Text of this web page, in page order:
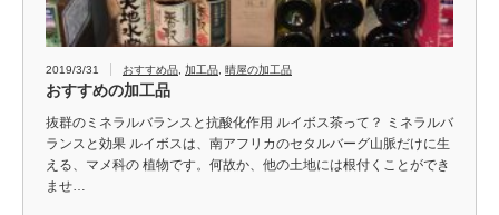
2019/3/31 おすすめ品 加工品 晴屋の加工品
おすすめの加工品
抜群のミネラルバランスと抗酸化作用 ルイボス茶って？ ミネラルバ
ランスと効果 ルイボスは、南アフリカのセタルバーグ山脈だけに生
える、マメ科の 植物です。何故か、他の土地には根付くことができ
ませ…